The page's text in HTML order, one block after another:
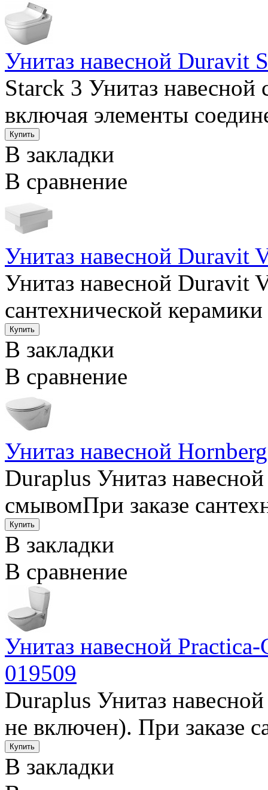
Унитаз навесной Duravit
Starck 3 Унитаз
включая элементы
В закладки
В сравнение
Унитаз навесной Duravit
Унитаз навесной Duravit
сантехнической
В закладки
В сравнение
Унитаз навесной
Duraplus Унитаз
смывомПри заказе
В закладки
В сравнение
Унитаз навесной
019509
Duraplus Унитаз
не включен). При заказе
В закладки